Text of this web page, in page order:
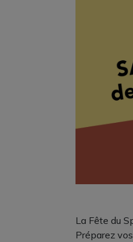
La Fête du
Préparez